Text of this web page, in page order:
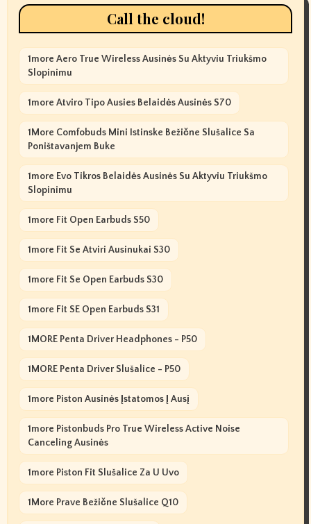
Call the cloud!
1more Aero True Wireless Ausinės Su Aktyviu Triukšmo
Slopinimu
1more Atviro Tipo Ausies Belaidės Ausinės S70
1More Comfobuds Mini Istinske Bežične Slušalice Sa
Poništavanjem Buke
1more Evo Tikros Belaidės Ausinės Su Aktyviu Triukšmo
Slopinimu
1more Fit Open Earbuds S50
1more Fit Se Atviri Ausinukai S30
1more Fit Se Open Earbuds S30
1more Fit SE Open Earbuds S31
1MORE Penta Driver Headphones - P50
1MORE Penta Driver Slušalice - P50
1more Piston Ausinės Įstatomos Į Ausį
1more Pistonbuds Pro True Wireless Active Noise
Canceling Ausinės
1more Piston Fit Slušalice Za U Uvo
1More Prave Bežične Slušalice Q10